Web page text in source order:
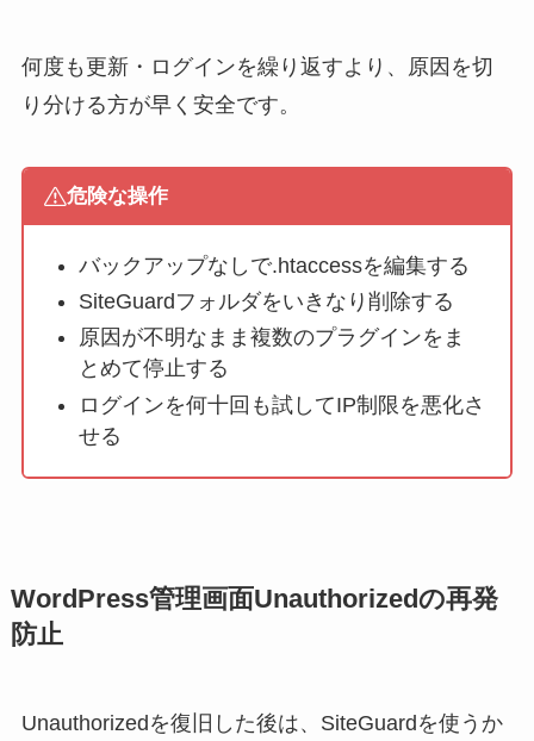
何度も更新・ログインを繰り返すより、原因を切
り分ける方が早く安全です。
危険な操作
バックアップなしで.htaccessを編集する
SiteGuardフォルダをいきなり削除する
原因が不明なまま複数のプラグインをま
とめて停止する
ログインを何十回も試してIP制限を悪化さ
せる
WordPress管理画面Unauthorizedの再発
防止
Unauthorizedを復旧した後は、SiteGuardを使うか